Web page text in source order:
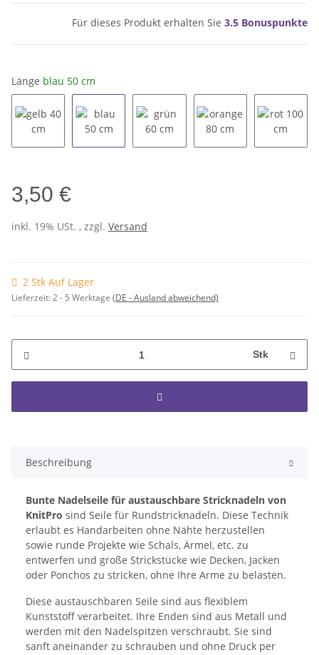
Für dieses Produkt erhalten Sie 3.5 Bonuspunkte
Länge blau 50 cm
3,50 €
inkl. 19% USt. , zzgl. Versand
2 Stk Auf Lager
Lieferzeit:2 - 5 Werktage (DE - Ausland abweichend)
Stk
Beschreibung
Bunte Nadelseile für austauschbare Stricknadeln von
KnitPro sind Seile für Rundstricknadeln. Diese Technik
erlaubt es Handarbeiten ohne Nähte herzustellen
sowie runde Projekte wie Schals, Ärmel, etc. zu
entwerfen und große Strickstücke wie Decken, Jacken
oder Ponchos zu stricken, ohne Ihre Arme zu belasten.
Diese austauschbaren Seile sind aus flexiblem
Kunststoff verarbeitet. Ihre Enden sind aus Metall und
werden mit den Nadelspitzen verschraubt. Sie sind
sanft aneinander zu schrauben und ohne Druck per